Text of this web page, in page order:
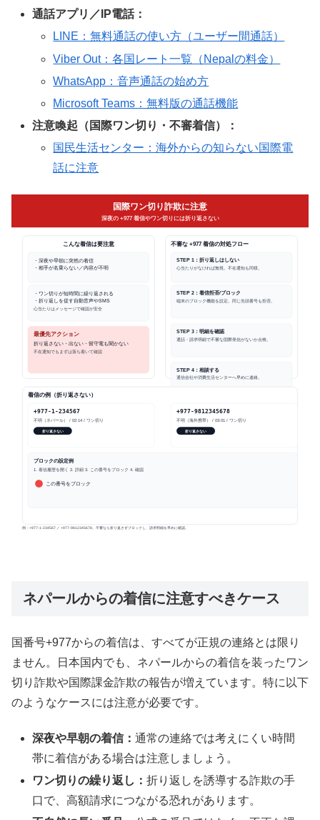
通話アプリ／IP電話：
LINE：無料通話の使い方（ユーザー間通話）
Viber Out：各国レート一覧（Nepalの料金）
WhatsApp：音声通話の始め方
Microsoft Teams：無料版の通話機能
注意喚起（国際ワン切り・不審着信）：
国民生活センター：海外からの知らない国際電
話に注意
ネパールからの着信に注意すべきケース
国番号+977からの着信は、すべてが正規の連絡とは限り
ません。日本国内でも、ネパールからの着信を装ったワン
切り詐欺や国際課金詐欺の報告が増えています。特に以下
のようなケースには注意が必要です。
深夜や早朝の着信：通常の連絡では考えにくい時間
帯に着信がある場合は注意しましょう。
ワン切りの繰り返し：折り返しを誘導する詐欺の手
口で、高額請求につながる恐れがあります。